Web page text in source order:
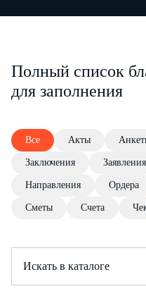
Полный список
для заполнения
Все Акты
Заключения Заявления
Направления Ордера
Сметы Счета